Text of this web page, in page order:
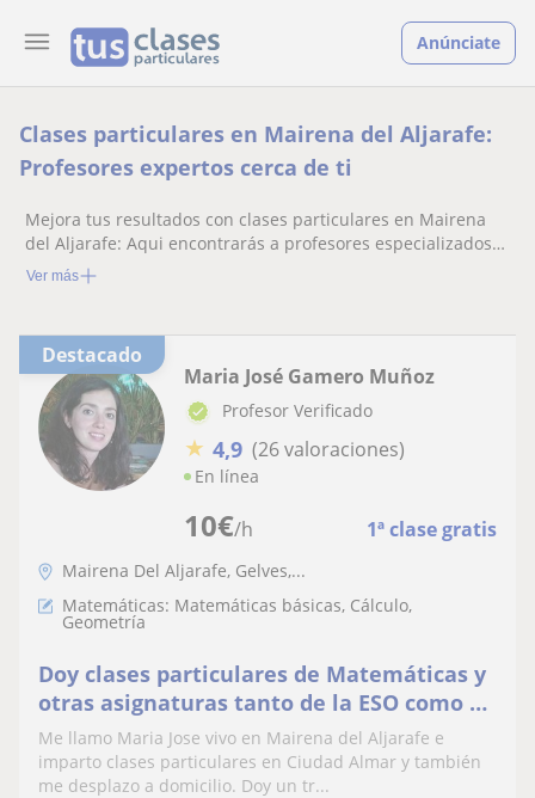
Anúnciate
Clases particulares en Mairena del Aljarafe:
Profesores expertos cerca de ti
Mejora tus resultados con clases particulares en Mairena
del Aljarafe: Aqui encontrarás a profesores especializados
listos para ayudarte.
Ver más
Destacado
10€/h 1ª clase gratis
Maria José Gamero Muñoz
Profesor Verificado
★ 4,9 (26 valoraciones)
En línea
Mairena Del Aljarafe, Gelves,...
Matemáticas: Matemáticas básicas, Cálculo,
Geometría
Doy clases particulares de Matemáticas y
otras asignaturas tanto de la ESO como de
Primaria.Trato personalizado y
seguimiento del alumno.Buen ambiente
Me llamo Maria Jose vivo en Mairena del Aljarafe e
imparto clases particulares en Ciudad Almar y también
me desplazo a domicilio. Doy un tr...